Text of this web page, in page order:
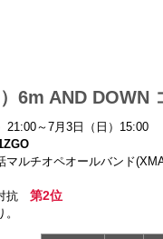
6m AND DOWN
21:00～7月3日（日）15:00
マルチオペオールバンド
抗 第2位